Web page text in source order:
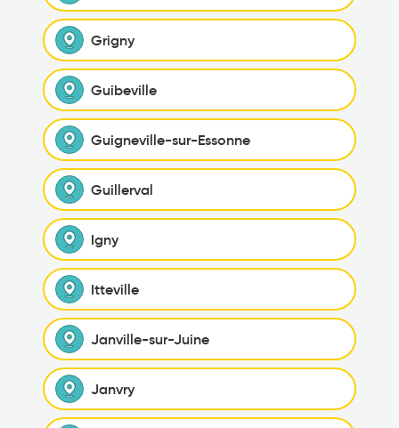
Grigny
Guibeville
Guigneville-sur-Essonne
Guillerval
Igny
Itteville
Janville-sur-Juine
Janvry